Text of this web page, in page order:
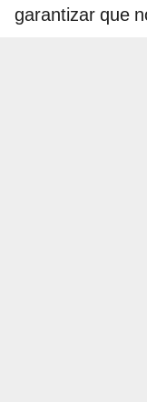
garantizar que